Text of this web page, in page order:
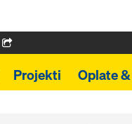
Projekti Oplate